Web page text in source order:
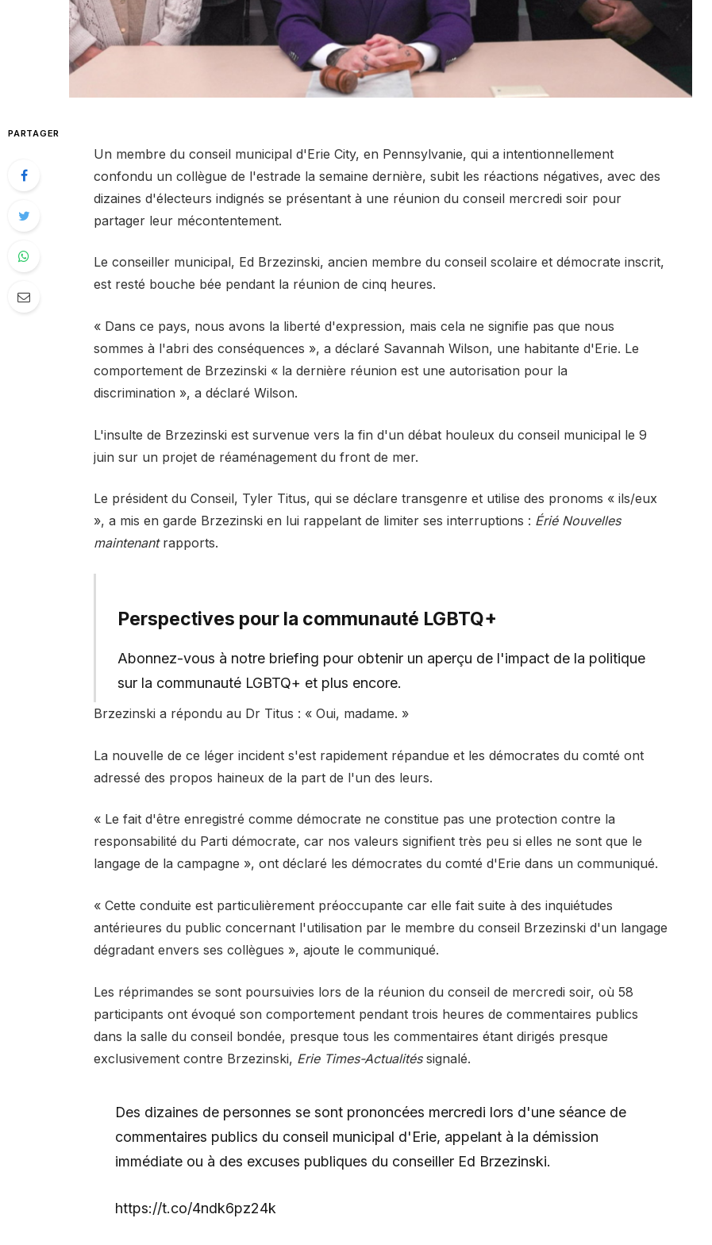
PARTAGER
Un membre du conseil municipal d'Erie City, en Pennsylvanie, qui a intentionnellement
confondu un collègue de l'estrade la semaine dernière, subit les réactions négatives, avec des
dizaines d'électeurs indignés se présentant à une réunion du conseil mercredi soir pour
partager leur mécontentement.
Le conseiller municipal, Ed Brzezinski, ancien membre du conseil scolaire et démocrate inscrit,
est resté bouche bée pendant la réunion de cinq heures.
« Dans ce pays, nous avons la liberté d'expression, mais cela ne signifie pas que nous
sommes à l'abri des conséquences », a déclaré Savannah Wilson, une habitante d'Erie. Le
comportement de Brzezinski « la dernière réunion est une autorisation pour la
discrimination », a déclaré Wilson.
L'insulte de Brzezinski est survenue vers la fin d'un débat houleux du conseil municipal le 9
juin sur un projet de réaménagement du front de mer.
Le président du Conseil, Tyler Titus, qui se déclare transgenre et utilise des pronoms « ils/eux
», a mis en garde Brzezinski en lui rappelant de limiter ses interruptions : Érié Nouvelles
maintenantrapports.
Perspectives pour la communauté LGBTQ+
Abonnez-vous à notre briefing pour obtenir un aperçu de l'impact de la politique
sur la communauté LGBTQ+ et plus encore.
Brzezinski a répondu au Dr Titus : « Oui, madame. »
La nouvelle de ce léger incident s'est rapidement répandue et les démocrates du comté ont
adressé des propos haineux de la part de l'un des leurs.
« Le fait d'être enregistré comme démocrate ne constitue pas une protection contre la
responsabilité du Parti démocrate, car nos valeurs signifient très peu si elles ne sont que le
langage de la campagne », ont déclaré les démocrates du comté d'Erie dans un communiqué.
« Cette conduite est particulièrement préoccupante car elle fait suite à des inquiétudes
antérieures du public concernant l'utilisation par le membre du conseil Brzezinski d'un langage
dégradant envers ses collègues », ajoute le communiqué.
Les réprimandes se sont poursuivies lors de la réunion du conseil de mercredi soir, où 58
participants ont évoqué son comportement pendant trois heures de commentaires publics
dans la salle du conseil bondée, presque tous les commentaires étant dirigés presque
exclusivement contre Brzezinski, Erie Times-Actualités signalé.
Des dizaines de personnes se sont prononcées mercredi lors d'une séance de
commentaires publics du conseil municipal d'Erie, appelant à la démission
immédiate ou à des excuses publiques du conseiller Ed Brzezinski.
https://t.co/4ndk6pz24k